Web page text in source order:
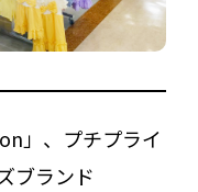
」、プチプライ
ブランド